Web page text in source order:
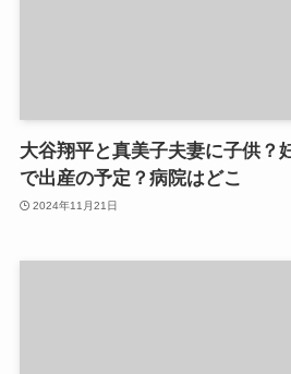
大谷翔平と真美子夫妻に子供？
で出産の予定？病院はどこ
2024年11月21日